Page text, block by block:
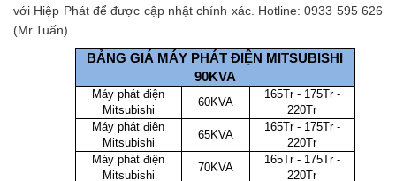
với Hiệp Phát để được cập nhật chính xác. Hotline: 0933 595 626
(Mr.Tuấn)
BẢNG GIÁ MÁY PHÁT ĐIỆN MITSUBISHI
90KVA
Máy phát điện
Mitsubishi
60KVA
165Tr - 175Tr -
220Tr
Máy phát điện
Mitsubishi
65KVA
165Tr - 175Tr -
220Tr
Máy phát điện
Mitsubishi
70KVA
165Tr - 175Tr -
220Tr